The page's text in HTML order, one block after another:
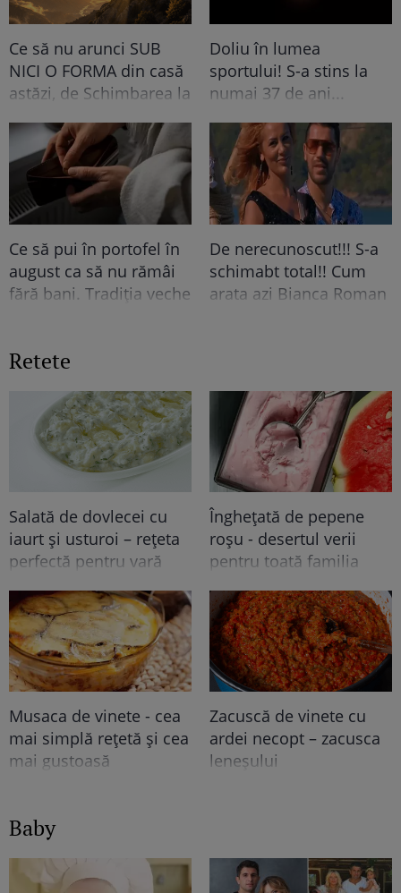
politicianul pe care
tabăra Bolojan și l-ar
dori premier
dar e...
Ce să nu arunci SUB
NICI O FORMA din casă
astăzi, de Schimbarea la
Doliu în lumea
sportului! S-a stins la
numai 37 de ani...
Ce să pui în portofel în
august ca să nu rămâi
fără bani. Tradiția veche
De nerecunoscut!!! S-a
schimabt total!! Cum
arata azi Bianca Roman
Retete
Salată de dovlecei cu
iaurt și usturoi – rețeta
perfectă pentru vară
Înghețată de pepene
roșu - desertul verii
pentru toată familia
Musaca de vinete - cea
mai simplă rețetă și cea
mai gustoasă
Zacuscă de vinete cu
ardei necopt – zacusca
leneșului
Baby